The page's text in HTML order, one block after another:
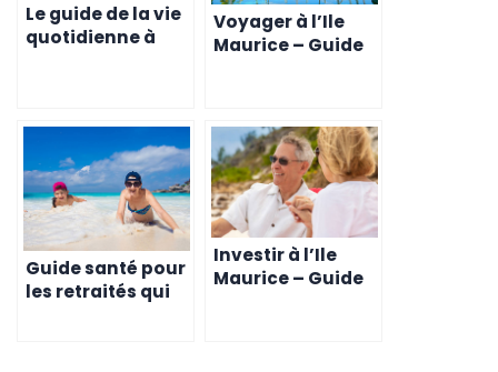
Le guide de la vie
quotidienne à
Voyager à l’Ile
Maurice – Guide
Guide santé pour
les retraités qui
Investir à l’Ile
Maurice – Guide